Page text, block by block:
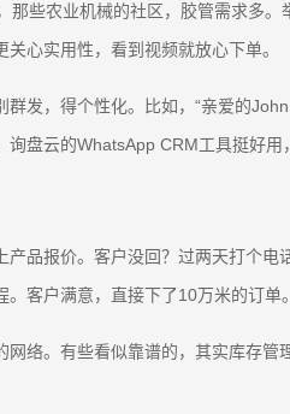
些农业机械的社区，胶管需求多
心实用性，看到视频就放心下单。
发，得个性化。比如，“亲爱的
盘云的WhatsApp CRM工具挺好用
品报价。客户没回？过两天打个
客户满意，直接下了10万米的订单
络。有些看似靠谱的，其实库存